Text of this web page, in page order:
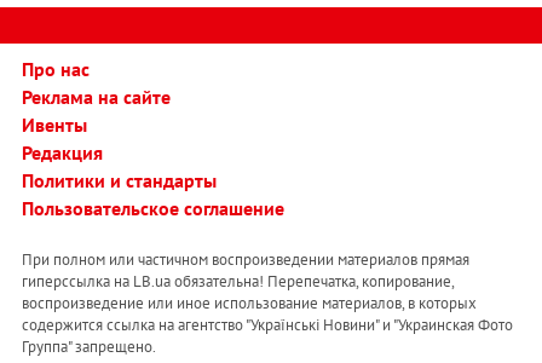
Про нас
Реклама на сайте
Ивенты
Редакция
Политики и стандарты
Пользовательское соглашение
При полном или частичном воспроизведении материалов прямая
гиперссылка на LB.ua обязательна! Перепечатка, копирование,
воспроизведение или иное использование материалов, в которых
содержится ссылка на агентство "Українськi Новини" и "Украинская Фото
Группа" запрещено.